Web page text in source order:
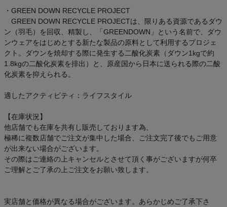
・GREEN DOWN RECYCLE PROJECT
GREEN DOWN RECYCLE PROJECTは、限りある資源であるダウ
ン（羽毛）を回収、精製し、「GREENDOWN」という名前で、ダウ
ンウェアをはじめとする新たな製品の原料として利用するプロジェ
クト。ダウンを焼却する際に発生する二酸化炭素（ダウン1kgで約
1.8kgの二酸化炭素を排出）と、原産国から日本に送られる際の二酸
化炭素を抑えられる。
適したアクティビティ：ライフスタイル
【在庫状況】
他店舗でも在庫を共有し販売しております為、
極稀に複数店舗でご注文が集中した場合、ご注文完了後でもご用意
が出来ない場合がございます。
その際はご連絡の上キャンセルとさせて頂く事がございますが何卒
ご理解とご了承の上ご注文をお願い致します。
実店舗と価格が異なる場合がございます。あらかじめご了承下さ